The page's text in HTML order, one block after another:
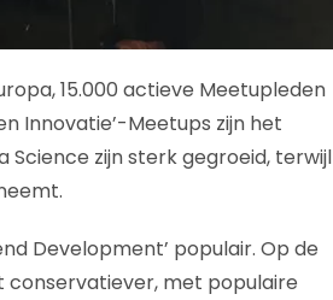
15.000 actieve Meetupleden
Innovatie’-Meetups zijn het
zijn sterk gegroeid, terwijl
Development’ populair. Op de
conservatiever, met populaire